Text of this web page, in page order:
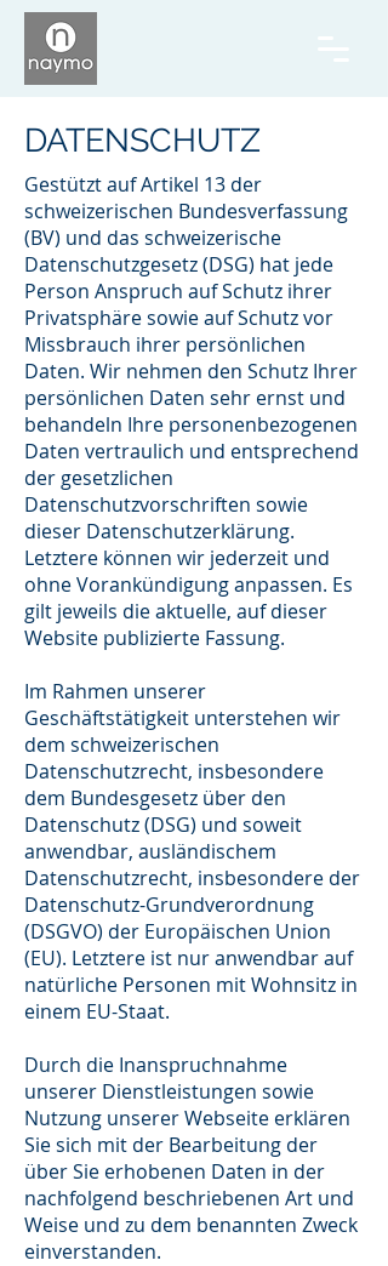
DATENSCHUTZ
Gestützt auf Artikel 13 der
schweizerischen Bundesverfassung
(BV) und das schweizerische
Datenschutzgesetz (DSG) hat jede
Person Anspruch auf Schutz ihrer
Privatsphäre sowie auf Schutz vor
Missbrauch ihrer persönlichen
Daten. Wir nehmen den Schutz Ihrer
persönlichen Daten sehr ernst und
behandeln Ihre personenbezogenen
Daten vertraulich und entsprechend
der gesetzlichen
Datenschutzvorschriften sowie
dieser Datenschutzerklärung.
Letztere können wir jederzeit und
ohne Vorankündigung anpassen. Es
gilt jeweils die aktuelle, auf dieser
Website publizierte Fassung.
Im Rahmen unserer
Geschäftstätigkeit unterstehen wir
dem schweizerischen
Datenschutzrecht, insbesondere
dem Bundesgesetz über den
Datenschutz (DSG) und soweit
anwendbar, ausländischem
Datenschutzrecht, insbesondere der
Datenschutz-Grundverordnung
(DSGVO) der Europäischen Union
(EU). Letztere ist nur anwendbar auf
natürliche Personen mit Wohnsitz in
einem EU-Staat.
Durch die Inanspruchnahme
unserer Dienstleistungen sowie
Nutzung unserer Webseite erklären
Sie sich mit der Bearbeitung der
über Sie erhobenen Daten in der
nachfolgend beschriebenen Art und
Weise und zu dem benannten Zweck
einverstanden.